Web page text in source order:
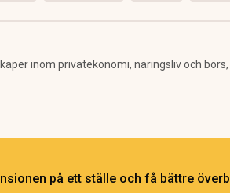
inom privatekonomi, näringsliv och
på ett ställe och få bättre